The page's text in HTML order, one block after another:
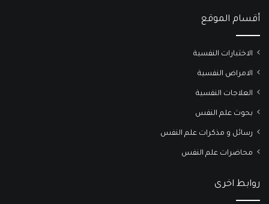
أقسام الموقع
الاختبارات النفسية
الامراض النفسية
العلاجات النفسية
بحوث علم النفس
رسائل و مذكرات علم النفس
محاضرات علم النفس
روابط اخرى